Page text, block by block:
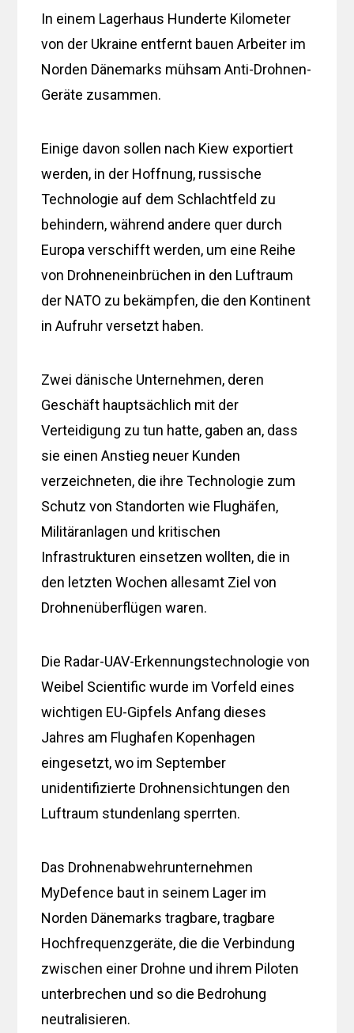
In einem Lagerhaus Hunderte Kilometer
von der Ukraine entfernt bauen Arbeiter im
Norden Dänemarks mühsam Anti-Drohnen-
Geräte zusammen.
Einige davon sollen nach Kiew exportiert
werden, in der Hoffnung, russische
Technologie auf dem Schlachtfeld zu
behindern, während andere quer durch
Europa verschifft werden, um eine Reihe
von Drohneneinbrüchen in den Luftraum
der NATO zu bekämpfen, die den Kontinent
in Aufruhr versetzt haben.
Zwei dänische Unternehmen, deren
Geschäft hauptsächlich mit der
Verteidigung zu tun hatte, gaben an, dass
sie einen Anstieg neuer Kunden
verzeichneten, die ihre Technologie zum
Schutz von Standorten wie Flughäfen,
Militäranlagen und kritischen
Infrastrukturen einsetzen wollten, die in
den letzten Wochen allesamt Ziel von
Drohnenüberflügen waren.
Die Radar-UAV-Erkennungstechnologie von
Weibel Scientific wurde im Vorfeld eines
wichtigen EU-Gipfels Anfang dieses
Jahres am Flughafen Kopenhagen
eingesetzt, wo im September
unidentifizierte Drohnensichtungen den
Luftraum stundenlang sperrten.
Das Drohnenabwehrunternehmen
MyDefence baut in seinem Lager im
Norden Dänemarks tragbare, tragbare
Hochfrequenzgeräte, die die Verbindung
zwischen einer Drohne und ihrem Piloten
unterbrechen und so die Bedrohung
neutralisieren.